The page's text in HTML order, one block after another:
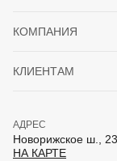
КОМПАНИЯ
КЛИЕНТАМ
АДРЕС
Новорижское ш.,
НА КАРТЕ